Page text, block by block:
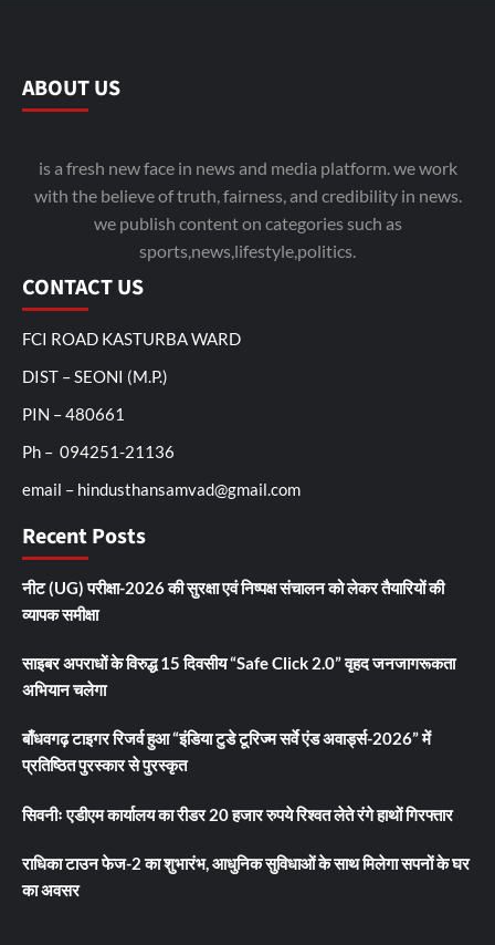
ABOUT US
is a fresh new face in news and media platform. we work
with the believe of truth, fairness, and credibility in news.
we publish content on categories such as
sports,news,lifestyle,politics.
CONTACT US
FCI ROAD KASTURBA WARD
DIST – SEONI (M.P.)
PIN – 480661
Ph – 094251-21136
email – hindusthansamvad@gmail.com
Recent Posts
नीट (UG) परीक्षा-2026 की सुरक्षा एवं निष्पक्ष संचालन को लेकर तैयारियों की
व्यापक समीक्षा
साइबर अपराधों के विरुद्ध 15 दिवसीय “Safe Click 2.0” वृहद जनजागरूकता
अभियान चलेगा
बाँधवगढ़ टाइगर रिजर्व हुआ “इंडिया टुडे टूरिज्म सर्वे एंड अवार्ड्स-2026” में
प्रतिष्ठित पुरस्कार से पुरस्कृत
सिवनीः एडीएम कार्यालय का रीडर 20 हजार रुपये रिश्वत लेते रंगे हाथों गिरफ्तार
राधिका टाउन फेज-2 का शुभारंभ, आधुनिक सुविधाओं के साथ मिलेगा सपनों के घर
का अवसर